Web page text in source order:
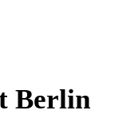
Berlin